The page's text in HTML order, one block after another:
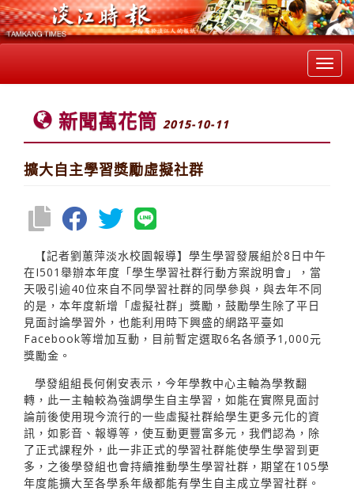
新聞萬花筒 2015-10-11
擴大自主學習獎勵虛擬社群
【記者劉蕙萍淡水校園報導】學生學習發展組於8日中午
在I501舉辦本年度「學生學習社群行動方案說明會」，當
天吸引逾40位來自不同學習社群的同學參與，與去年不同
的是，本年度新增「虛擬社群」獎勵，鼓勵學生除了平日
見面討論學習外，也能利用時下興盛的網路平臺如
Facebook等增加互動，目前暫定選取6名各頒予1,000元
獎勵金。
學發組組長何俐安表示，今年學教中心主軸為學教翻
轉，此一主軸較為強調學生自主學習，如能在實際見面討
論前後使用現今流行的一些虛擬社群給學生更多元化的資
訊，如影音、報導等，使互動更豐富多元，我們認為，除
了正式課程外，此一非正式的學習社群能使學生學習到更
多，之後學發組也會持續推動學生學習社群，期望在105學
年度能擴大至各學系年級都能有學生自主成立學習社群。